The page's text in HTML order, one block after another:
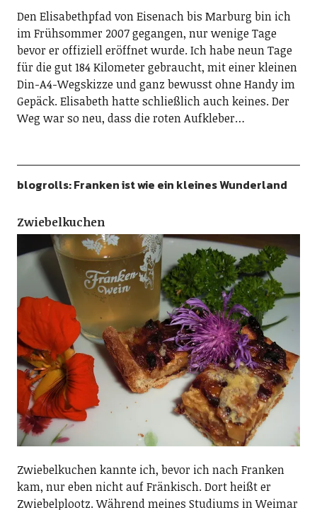
Den Elisabethpfad von Eisenach bis Marburg bin ich
im Frühsommer 2007 gegangen, nur wenige Tage
bevor er offiziell eröffnet wurde. Ich habe neun Tage
für die gut 184 Kilometer gebraucht, mit einer kleinen
Din-A4-Wegskizze und ganz bewusst ohne Handy im
Gepäck. Elisabeth hatte schließlich auch keines. Der
Weg war so neu, dass die roten Aufkleber…
blogrolls: Franken ist wie ein kleines Wunderland
Zwiebelkuchen
Zwiebelkuchen kannte ich, bevor ich nach Franken
kam, nur eben nicht auf Fränkisch. Dort heißt er
Zwiebelplootz. Während meines Studiums in Weimar